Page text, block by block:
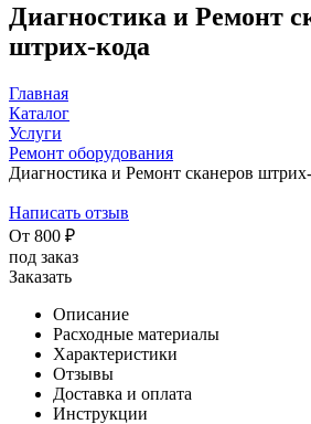
Диагностика и Ремонт
штрих-кода
Главная
Каталог
Услуги
Ремонт оборудования
Диагностика и Ремонт сканеров
Написать отзыв
От 800 ₽
под заказ
Заказать
Описание
Расходные материалы
Характеристики
Отзывы
Доставка и оплата
Инструкции